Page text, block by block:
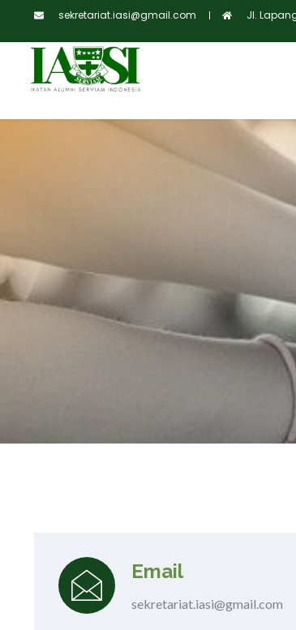
sekretariat.iasi@gmail.com Jl.
Email
sekretariat.iasi@gmail.com